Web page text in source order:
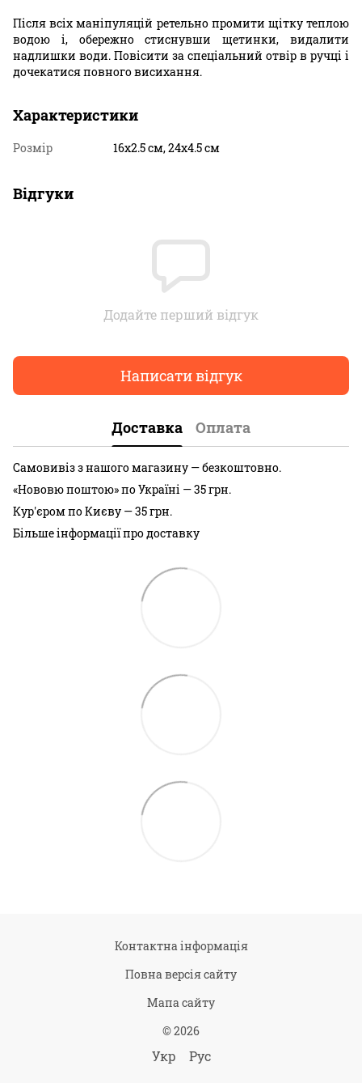
Після всіх маніпуляцій ретельно промити щітку теплою
водою і, обережно стиснувши щетинки, видалити
надлишки води. Повісити за спеціальний отвір в ручці і
дочекатися повного висихання.
Характеристики
Розмір 16х2.5 см, 24х4.5 см
Відгуки
Додайте перший відгук
Написати відгук
Доставка Оплата
Самовивіз з нашого магазину — безкоштовно.
«Нововю поштою» по Україні — 35 грн.
Кур'єром по Києву — 35 грн.
Більше інформації про доставку
Контактна інформація
Повна версія сайту
Мапа сайту
© 2026
Укр Рус